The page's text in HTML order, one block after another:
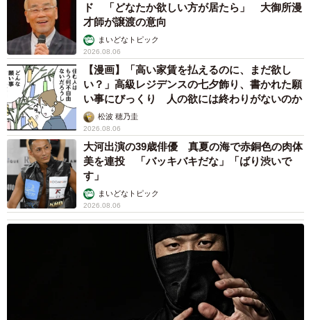
ド 「どなたか欲しい方が居たら」 大御所漫
才師が譲渡の意向
まいどなトピック
2026.08.06
【漫画】「高い家賃を払えるのに、まだ欲し
い？」高級レジデンスの七夕飾り、書かれた願
い事にびっくり 人の欲には終わりがないのか
松波 穂乃圭
2026.08.06
大河出演の39歳俳優 真夏の海で赤銅色の肉体
美を連投 「バッキバキだな」「ばり渋いで
す」
まいどなトピック
2026.08.06